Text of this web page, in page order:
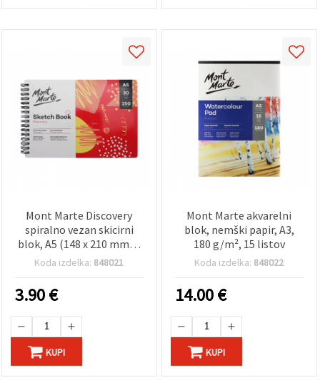
Mont Marte Discovery
spiralno vezan skicirni
blok, A5 (148 x 210 mm) –
bel papir 150 g/m², 30
svinčnik, oglje, tuš in
markerje
Koda izdelka: 848021
3.90€
KUPI
Mont Marte akvarelni
blok, nemški papir, A3,
180 g/m², 15 listov
Koda izdelka: 848022
14.00€
KUPI